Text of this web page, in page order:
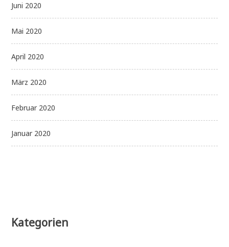
Juni 2020
Mai 2020
April 2020
März 2020
Februar 2020
Januar 2020
Kategorien